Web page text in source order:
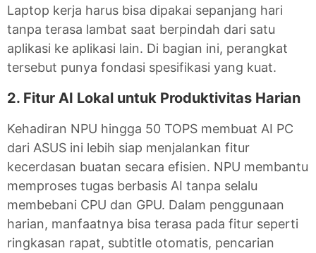
Laptop kerja harus bisa dipakai sepanjang hari
tanpa terasa lambat saat berpindah dari satu
aplikasi ke aplikasi lain. Di bagian ini, perangkat
tersebut punya fondasi spesifikasi yang kuat.
2. Fitur AI Lokal untuk Produktivitas Harian
Kehadiran NPU hingga 50 TOPS membuat AI PC
dari ASUS ini lebih siap menjalankan fitur
kecerdasan buatan secara efisien. NPU membantu
memproses tugas berbasis AI tanpa selalu
membebani CPU dan GPU. Dalam penggunaan
harian, manfaatnya bisa terasa pada fitur seperti
ringkasan rapat, subtitle otomatis, pencarian